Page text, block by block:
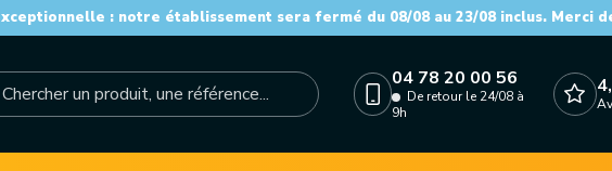
: notre établissement sera fermé du 08/08 au 23/08 inclus. Merci
04 78 20 00 56
De retour le 24/08 à
9h